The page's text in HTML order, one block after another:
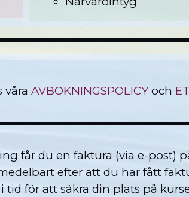
våra AVBOKNINGSPOLICY och
får du en faktura (via e-post)
efter att du har fått
för att säkra din plats på